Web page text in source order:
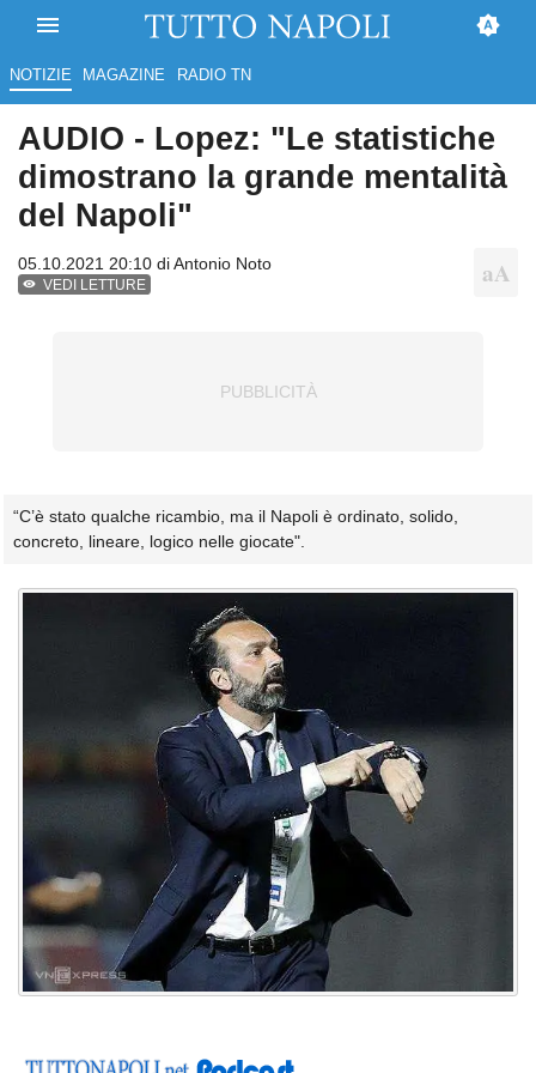
NOTIZIE MAGAZINE RADIO TN
AUDIO - Lopez: "Le statistiche
dimostrano la grande mentalità
del Napoli"
05.10.2021 20:10 diAntonio Noto
VEDI LETTURE
“C’è stato qualche ricambio, ma il Napoli è ordinato, solido,
concreto, lineare, logico nelle giocate".